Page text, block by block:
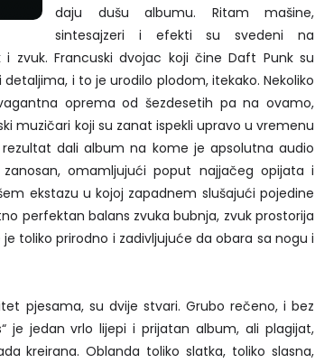
daju dušu albumu. Ritam mašine,
sintesajzeri i efekti su svedeni na
Francuski dvojac koji čine Daft Punk su
i to je urodilo plodom, itekako. Nekoliko
oprema od šezdesetih pa na ovamo,
muzičari koji su zanat ispekli upravo u vremenu
dali album na kome je apsolutna audio
omamljujući poput najjačeg opijata i
ekstazu u kojoj zapadnem slušajući pojedine
perfektan balans zvuka bubnja, zvuk prostorija
toliko prirodno i zadivljujuće da obara sa nogu i
pjesama, su dvije stvari. Grubo rečeno, i bez
je jedan vrlo lijepi i prijatan album, ali plagijat,
kreirana. Oblanda toliko slatka, toliko slasna,